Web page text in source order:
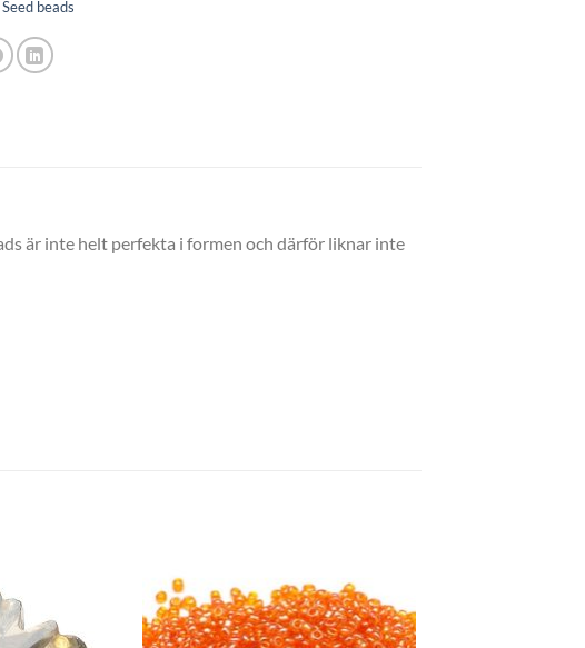
Seed beads
är inte helt perfekta i formen och därför liknar inte